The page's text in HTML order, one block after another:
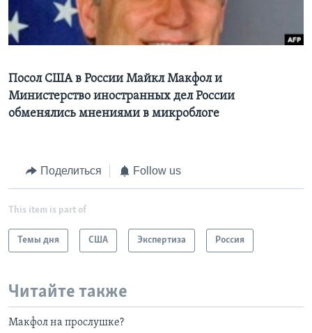
Learning English
Посол США в России Майкл Макфол и
Министерство иностранных дел России
обменялись мнениями в микроблоге
Поделиться Follow us
This item is part of
Темы дня США Экспертиза Россия
Читайте также
Макфол на прослушке?